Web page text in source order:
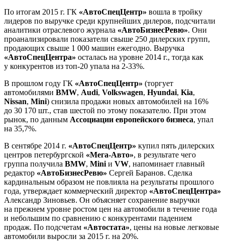
По итогам 2015 г. ГК «АвтоСпецЦентр» вошла в тройку
лидеров по выручке среди крупнейших дилеров, подсчитали
аналитики отраслевого журнала «АвтоБизнесРевю». Они
проанализировали показатели свыше 250 дилерских групп,
продающих свыше 1 000 машин ежегодно. Выручка
«АвтоСпецЦентра» осталась на уровне 2014 г., тогда как
у конкурентов из топ-20 упала на 2-33%.
В прошлом году ГК «АвтоСпецЦентр» (торгует
автомобилями BMW, Audi, Volkswagen, Hyundai, Kia,
Nissan, Mini) снизила продажи новых автомобилей на 16%
до 30 170 шт., став шестой по этому показателю. При этом
рынок, по данным Ассоциации европейского бизнеса, упал
на 35,7%.
В сентябре 2014 г. «АвтоСпецЦентр» купил пять дилерских
центров петербургской «Мега-Авто», в результате чего
группа получила BMW, Mini и VW, напоминает главный
редактор «АвтоБизнесРевю» Сергей Баранов. Сделка
кардинальным образом не повлияла на результаты прошлого
года, утверждает коммерческий директор «АвтоСпецЦентра»
Александр Зиновьев. Он объясняет сохранение выручки
на прежнем уровне ростом цен на автомобили в течение года
и небольшим по сравнению с конкурентами падением
продаж. По подсчетам «Автостата», цены на новые легковые
автомобили выросли за 2015 г. на 20%.